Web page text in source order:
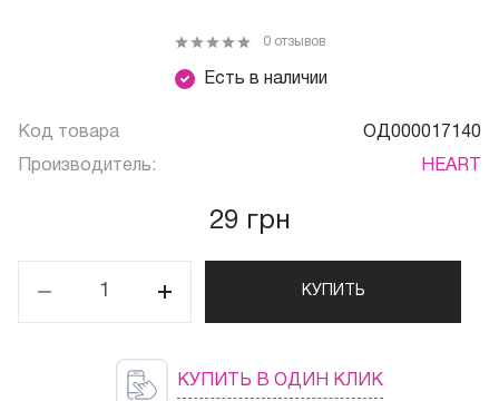
Есть в наличии
0 отзывов
Код товара ОД000017140
Производитель: HEART
29 грн
КУПИТЬ
КУПИТЬ В ОДИН КЛИК